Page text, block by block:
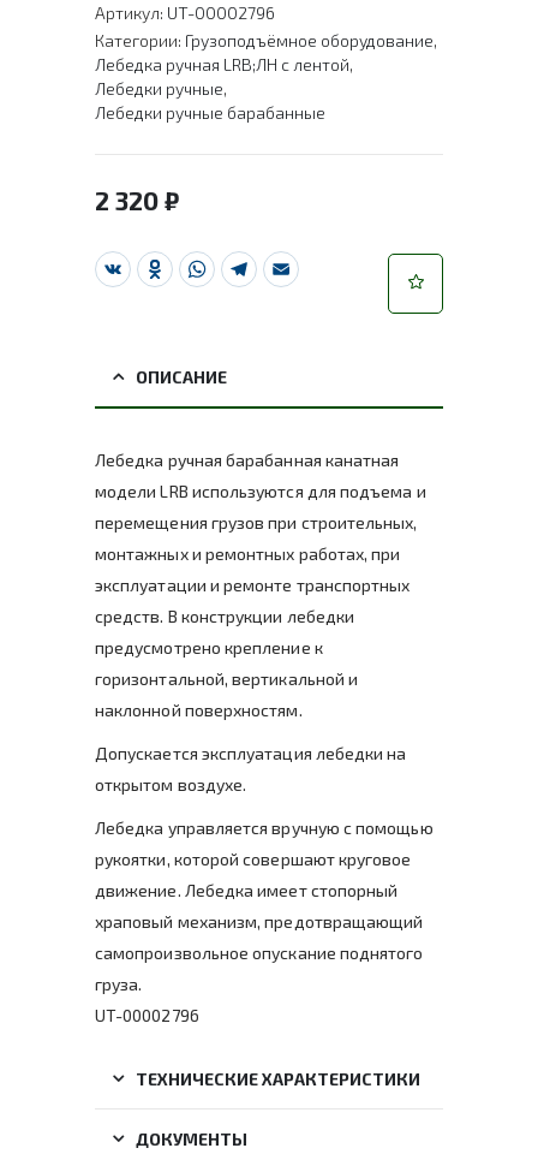
Артикул: UT-00002796
Категории: Грузоподъёмное оборудование,
Лебедка ручная LRB;ЛН с лентой,
Лебедки ручные,
Лебедки ручные барабанные
2 320 ₽
VK Odnoklassniki
WhatsApp
Telegram
Email
ОПИСАНИЕ
Лебедка ручная барабанная канатная
модели LRB используются для подъема и
перемещения грузов при строительных,
монтажных и ремонтных работах, при
эксплуатации и ремонте транспортных
средств. В конструкции лебедки
предусмотрено крепление к
горизонтальной, вертикальной и
наклонной поверхностям.
Допускается эксплуатация лебедки на
открытом воздухе.
Лебедка управляется вручную с помощью
рукоятки, которой совершают круговое
движение. Лебедка имеет стопорный
храповый механизм, предотвращающий
самопроизвольное опускание поднятого
груза.
UT-00002796
ТЕХНИЧЕСКИЕ ХАРАКТЕРИСТИКИ
ДОКУМЕНТЫ